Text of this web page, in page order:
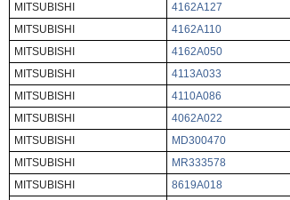
MITSUBISHI
4162A127
MITSUBISHI
4162A110
MITSUBISHI
4162A050
MITSUBISHI
4113A033
MITSUBISHI
4110A086
MITSUBISHI
4062A022
MITSUBISHI
MD300470
MITSUBISHI
MR333578
MITSUBISHI
8619A018